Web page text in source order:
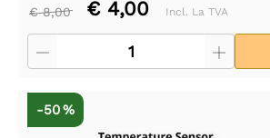
€ 8,00 € 4,00 Incl. La TVA
-50 %